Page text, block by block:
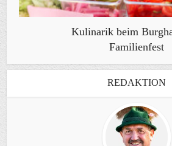
Kulinarik beim
Familienfest
REDAKTION